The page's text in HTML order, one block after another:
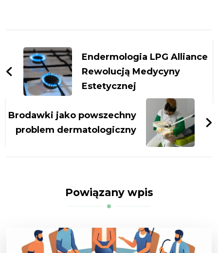
wpisy
Endermologia LPG Alliance
Rewolucją Medycyny
Estetycznej
Brodawki jako powszechny
problem dermatologiczny
Powiązany wpis